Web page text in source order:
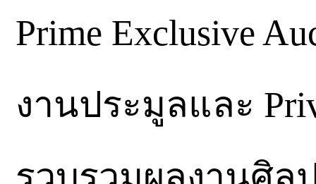
Prime Exclusive
งานประมูลและ